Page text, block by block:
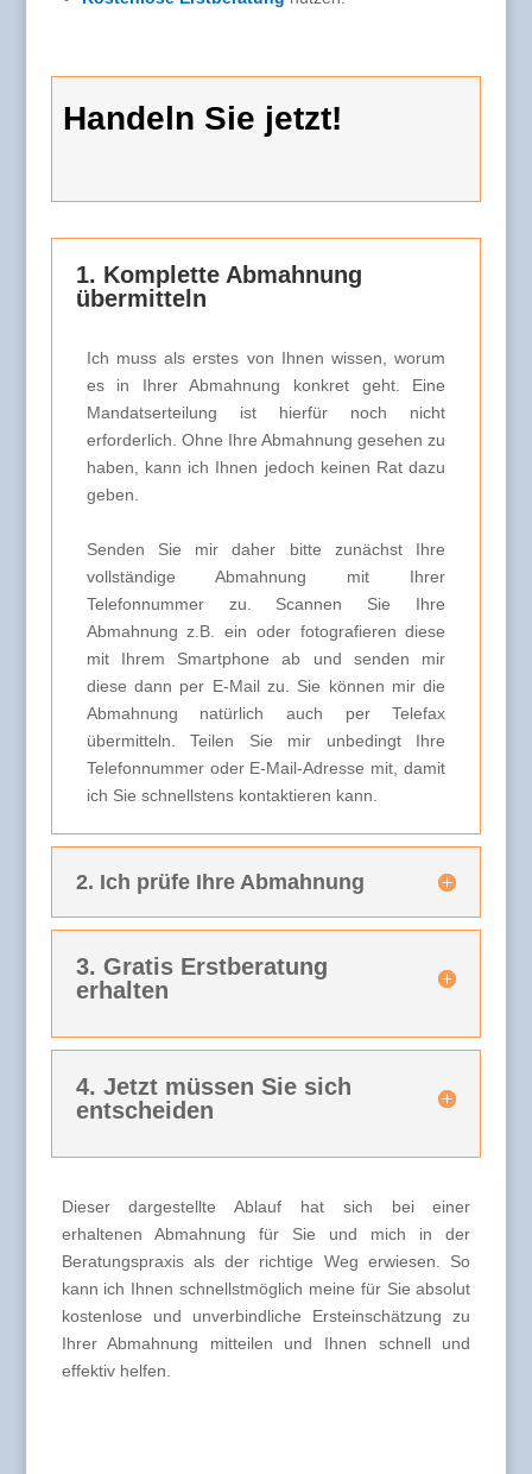
Handeln Sie jetzt!
1. Komplette Abmahnung
übermitteln
Ich muss als erstes von Ihnen wissen, worum
es in Ihrer Abmahnung konkret geht. Eine
Mandatserteilung ist hierfür noch nicht
erforderlich. Ohne Ihre Abmahnung gesehen zu
haben, kann ich Ihnen jedoch keinen Rat dazu
geben.
Senden Sie mir daher bitte zunächst Ihre
vollständige Abmahnung mit Ihrer
Telefonnummer zu. Scannen Sie Ihre
Abmahnung z.B. ein oder fotografieren diese
mit Ihrem Smartphone ab und senden mir
diese dann per E-Mail zu. Sie können mir die
Abmahnung natürlich auch per Telefax
übermitteln. Teilen Sie mir unbedingt Ihre
Telefonnummer oder E-Mail-Adresse mit, damit
ich Sie schnellstens kontaktieren kann.
2. Ich prüfe Ihre Abmahnung
3. Gratis Erstberatung
erhalten
4. Jetzt müssen Sie sich
entscheiden
Dieser dargestellte Ablauf hat sich bei einer
erhaltenen Abmahnung für Sie und mich in der
Beratungspraxis als der richtige Weg erwiesen. So
kann ich Ihnen schnellstmöglich meine für Sie absolut
kostenlose und unverbindliche Ersteinschätzung zu
Ihrer Abmahnung mitteilen und Ihnen schnell und
effektiv helfen.